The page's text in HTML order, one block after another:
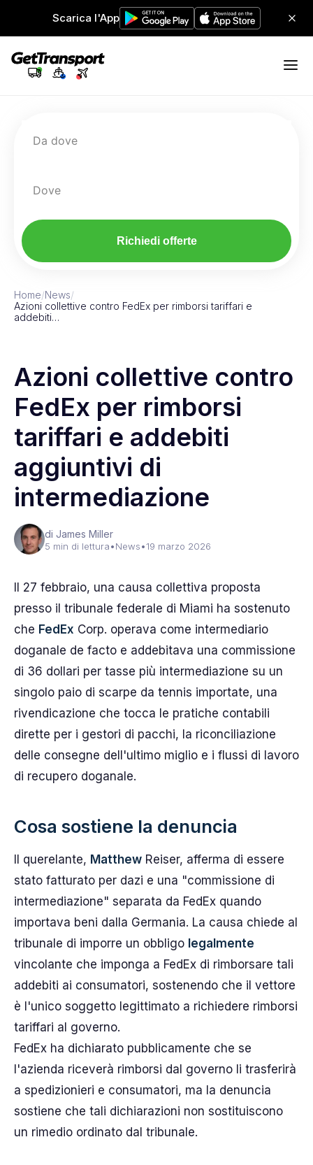
Scarica l'App
Da dove
Dove
Richiedi offerte
Home/News/
Azioni collettive contro FedEx per rimborsi tariffari e
addebiti…
Azioni collettive contro
FedEx per rimborsi
tariffari e addebiti
aggiuntivi di
intermediazione
di James Miller
5 min di lettura•News•19 marzo 2026
Il 27 febbraio, una causa collettiva proposta
presso il tribunale federale di Miami ha sostenuto
che FedEx Corp. operava come intermediario
doganale de facto e addebitava una commissione
di 36 dollari per tasse più intermediazione su un
singolo paio di scarpe da tennis importate, una
rivendicazione che tocca le pratiche contabili
dirette per i gestori di pacchi, la riconciliazione
delle consegne dell'ultimo miglio e i flussi di lavoro
di recupero doganale.
Cosa sostiene la denuncia
Il querelante, Matthew Reiser, afferma di essere
stato fatturato per dazi e una "commissione di
intermediazione" separata da FedEx quando
importava beni dalla Germania. La causa chiede al
tribunale di imporre un obbligo legalmente
vincolante che imponga a FedEx di rimborsare tali
addebiti ai consumatori, sostenendo che il vettore
è l'unico soggetto legittimato a richiedere rimborsi
tariffari al governo.
FedEx ha dichiarato pubblicamente che se
l'azienda riceverà rimborsi dal governo li trasferirà
a spedizionieri e consumatori, ma la denuncia
sostiene che tali dichiarazioni non sostituiscono
un rimedio ordinato dal tribunale.